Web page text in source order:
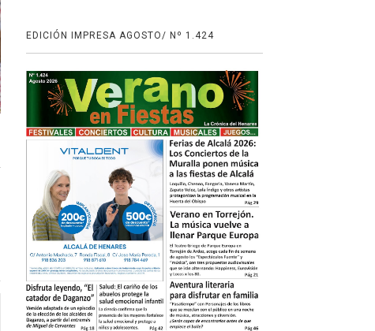
EDICIÓN IMPRESA AGOSTO/ Nº 1.424